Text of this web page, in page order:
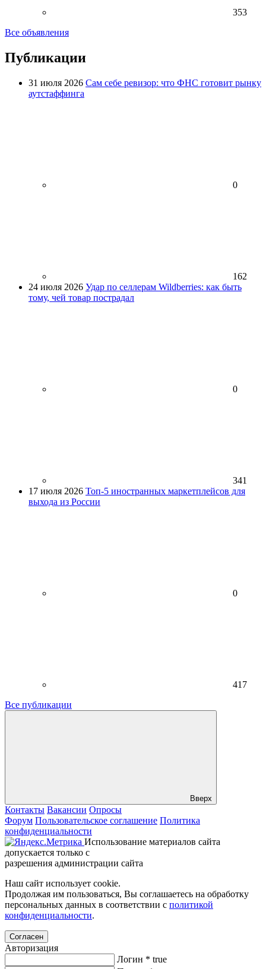
353
Все объявления
Публикации
31 июля 2026 Сам себе ревизор: что ФНС готовит рынку
аутстаффинга
0
162
24 июля 2026 Удар по селлерам Wildberries: как быть
тому, чей товар пострадал
0
341
17 июля 2026 Топ-5 иностранных маркетплейсов для
выхода из России
0
417
Все публикации
Вверх
Контакты Вакансии Опросы
Форум Пользовательское соглашение Политика
конфиденциальности
Использование материалов сайта
допускается только с
разрешения администрации сайта
Наш сайт использует cookie.
Продолжая им пользоваться, Вы соглашаетесь на обработку
персональных данных в соответствии с политикой
конфиденциальности.
Согласен
Авторизация
Логин * true